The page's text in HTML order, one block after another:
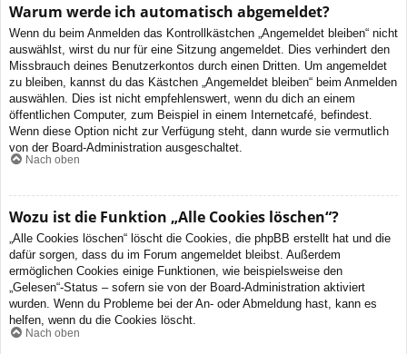
Warum werde ich automatisch abgemeldet?
Wenn du beim Anmelden das Kontrollkästchen „Angemeldet bleiben“ nicht
auswählst, wirst du nur für eine Sitzung angemeldet. Dies verhindert den
Missbrauch deines Benutzerkontos durch einen Dritten. Um angemeldet
zu bleiben, kannst du das Kästchen „Angemeldet bleiben“ beim Anmelden
auswählen. Dies ist nicht empfehlenswert, wenn du dich an einem
öffentlichen Computer, zum Beispiel in einem Internetcafé, befindest.
Wenn diese Option nicht zur Verfügung steht, dann wurde sie vermutlich
von der Board-Administration ausgeschaltet.
Nach oben
Wozu ist die Funktion „Alle Cookies löschen“?
„Alle Cookies löschen“ löscht die Cookies, die phpBB erstellt hat und die
dafür sorgen, dass du im Forum angemeldet bleibst. Außerdem
ermöglichen Cookies einige Funktionen, wie beispielsweise den
„Gelesen“-Status – sofern sie von der Board-Administration aktiviert
wurden. Wenn du Probleme bei der An- oder Abmeldung hast, kann es
helfen, wenn du die Cookies löscht.
Nach oben